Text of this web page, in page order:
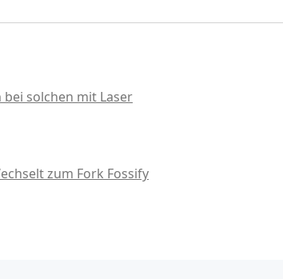
solchen mit Laser
zum Fork Fossify